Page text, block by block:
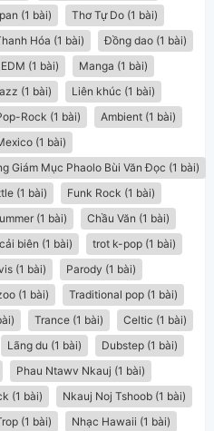
(1 bài)
Thơ Tự Do (1 bài)
Hóa (1 bài)
Đồng dao (1 bài)
(1 bài)
Manga (1 bài)
(1 bài)
Liên khúc (1 bài)
Rock (1 bài)
Ambient (1 bài)
(1 bài)
Giám Mục Phaolo Bùi Văn Đọc (1 bài)
(1 bài)
Funk Rock (1 bài)
(1 bài)
Chầu Văn (1 bài)
biên (1 bài)
trot k-pop (1 bài)
(1 bài)
Parody (1 bài)
(1 bài)
Traditional pop (1 bài)
Trance (1 bài)
Celtic (1 bài)
Lãng du (1 bài)
Dubstep (1 bài)
Phau Ntawv Nkauj (1 bài)
(1 bài)
Nkauj Noj Tshoob (1 bài)
(1 bài)
Nhạc Hawaii (1 bài)